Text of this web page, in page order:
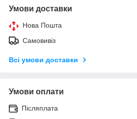
Умови доставки
Нова Пошта
Самовивіз
Всі умови доставки
Умови оплати
Післяплата